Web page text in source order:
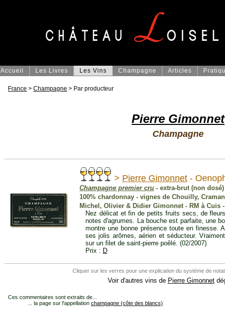
Accueil Les Livres Les Vins Champagne Articles
France > Champagne > Par producteur
Pierre Gimonnet
Champagne
> Pierre Gimonnet -
Champagne premier cru - extra-brut (non
100% chardonnay - vignes de Chouilly,
Michel, Olivier & Didier Gimonnet - RM à Cuis
Nez délicat et fin de petits fruits secs, de
notes d'agrumes. La bouche est parfaite, une
montre une bonne présence toute en finesse.
ses jolis arômes, aérien et séducteur.
sur un filet de saint-pierre poêlé. (02/2007)
Prix : D
Cliquer sur les verres pour une explication du système de
Voir d'autres vins de Pierre Gimonnet
Ces commentaires sont extraits de...
... la page sur l'appellation champagne (côte des blancs)